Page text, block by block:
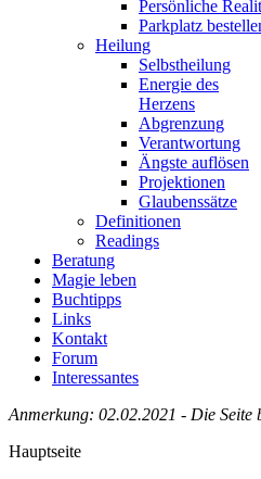
Persönliche
Parkplatz
Heilung
Selbstheilung
Energie des
Herzens
Abgrenzung
Verantwortung
Ängste auflösen
Projektionen
Glaubenssätze
Definitionen
Readings
Beratung
Magie leben
Buchtipps
Links
Kontakt
Forum
Interessantes
Anmerkung: 02.02.2021 - Die Seite
Hauptseite